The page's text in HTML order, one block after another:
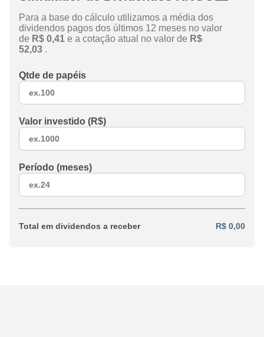
Para a base do cálculo utilizamos a média dos
dividendos pagos dos últimos 12 meses no valor
de R$ 0,41 e a cotação atual no valor de R$
52,03 .
Qtde de papéis
Valor investido (R$)
Período (meses)
Total em dividendos a receber R$ 0,00